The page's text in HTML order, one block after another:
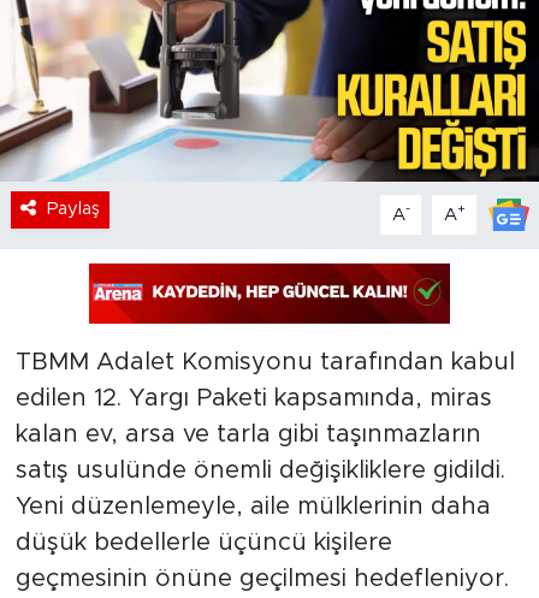
Paylaş A- A+
TBMM Adalet Komisyonu tarafından kabul
edilen 12. Yargı Paketi kapsamında, miras
kalan ev, arsa ve tarla gibi taşınmazların
satış usulünde önemli değişikliklere gidildi.
Yeni düzenlemeyle, aile mülklerinin daha
düşük bedellerle üçüncü kişilere
geçmesinin önüne geçilmesi hedefleniyor.